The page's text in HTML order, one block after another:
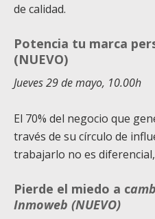
de calidad.
Potencia tu marca
(NUEVO)
Jueves 29 de mayo, 10.00h
El 70% del negocio que
través de su círculo de
trabajarlo no es
Pierde el miedo a c
Inmoweb (NUEVO)